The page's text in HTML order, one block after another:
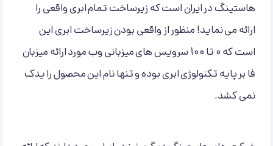
هاستینگ در ایران است که زیرساخت تمام ابری واقعی را
ارائه می نماید! منظور از واقعی بودن زیرساخت ابری این
است که 0 تا 100 سرویس های میزبانی وب مورد ارائه میزبان
فا بر پایه تکنولوژی ابری بوده و تنها نام این محصول را یدک
نمی کشد.